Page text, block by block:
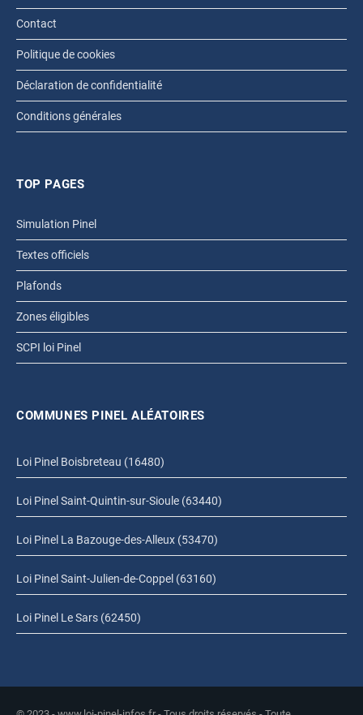
Contact
Politique de cookies
Déclaration de confidentialité
Conditions générales
TOP PAGES
Simulation Pinel
Textes officiels
Plafonds
Zones éligibles
SCPI loi Pinel
COMMUNES PINEL ALÉATOIRES
Loi Pinel Boisbreteau (16480)
Loi Pinel Saint-Quintin-sur-Sioule (63440)
Loi Pinel La Bazouge-des-Alleux (53470)
Loi Pinel Saint-Julien-de-Coppel (63160)
Loi Pinel Le Sars (62450)